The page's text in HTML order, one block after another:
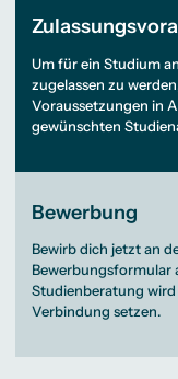
Um für ein Studium
zugelassen zu
Voraussetzungen in
gewünschten
Bewerbung
Bewirb dich jetzt an
Bewerbungsformular
Studienberatung
Verbindung setzen.